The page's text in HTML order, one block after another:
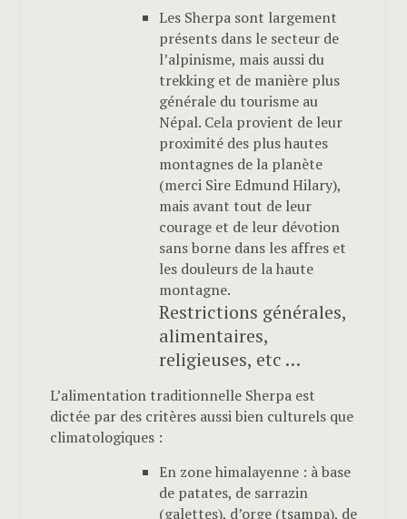
Les Sherpa sont largement
présents dans le secteur de
l’alpinisme, mais aussi du
trekking et de manière plus
générale du tourisme au
Népal. Cela provient de leur
proximité des plus hautes
montagnes de la planète
(merci Sire Edmund Hilary),
mais avant tout de leur
courage et de leur dévotion
sans borne dans les affres et
les douleurs de la haute
montagne.
Restrictions générales,
alimentaires,
religieuses, etc …
L’alimentation traditionnelle Sherpa est
dictée par des critères aussi bien culturels que
climatologiques :
En zone himalayenne : à base
de patates, de sarrazin
(galettes), d’orge (tsampa), de